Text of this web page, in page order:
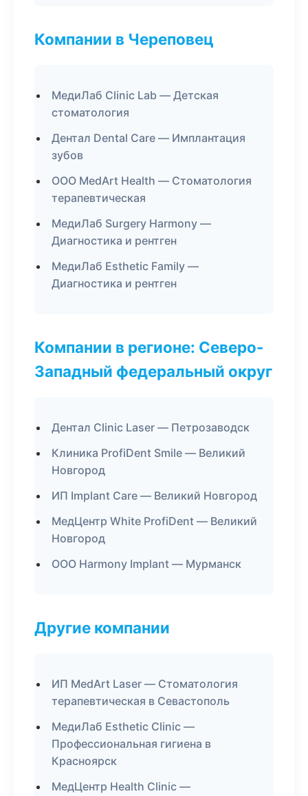
Компании в Череповец
МедиЛаб Clinic Lab — Детская
стоматология
Дентал Dental Care — Имплантация
зубов
ООО MedArt Health — Стоматология
терапевтическая
МедиЛаб Surgery Harmony —
Диагностика и рентген
МедиЛаб Esthetic Family —
Диагностика и рентген
Компании в регионе: Северо-
Западный федеральный округ
Дентал Clinic Laser — Петрозаводск
Клиника ProfiDent Smile — Великий
Новгород
ИП Implant Care — Великий Новгород
МедЦентр White ProfiDent — Великий
Новгород
ООО Harmony Implant — Мурманск
Другие компании
ИП MedArt Laser — Стоматология
терапевтическая в Севастополь
МедиЛаб Esthetic Clinic —
Профессиональная гигиена в
Красноярск
МедЦентр Health Clinic —